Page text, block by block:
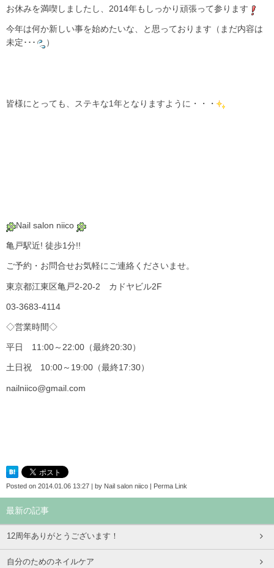
お休みを満喫しましたし、2014年もしっかり頑張って参ります
今年は何か新しい事を始めたいな、と思っております（まだ内容は
未定･･･
）
皆様にとっても、ステキな1年となりますように・・・
Nail salon niico
亀戸駅近! 徒歩1分!!
ご予約・お問合せお気軽にご連絡くださいませ。
東京都江東区亀戸2-20-2 カドヤビル2F
03-3683-4114
◇営業時間◇
平日 11:00～22:00（最終20:30）
土日祝 10:00～19:00（最終17:30）
nailniico@gmail.com
Posted on 2014.01.06 13:27 | by Nail salon niico | Perma Link
最新の記事
12周年ありがとうございます！
自分のためのネイルケア